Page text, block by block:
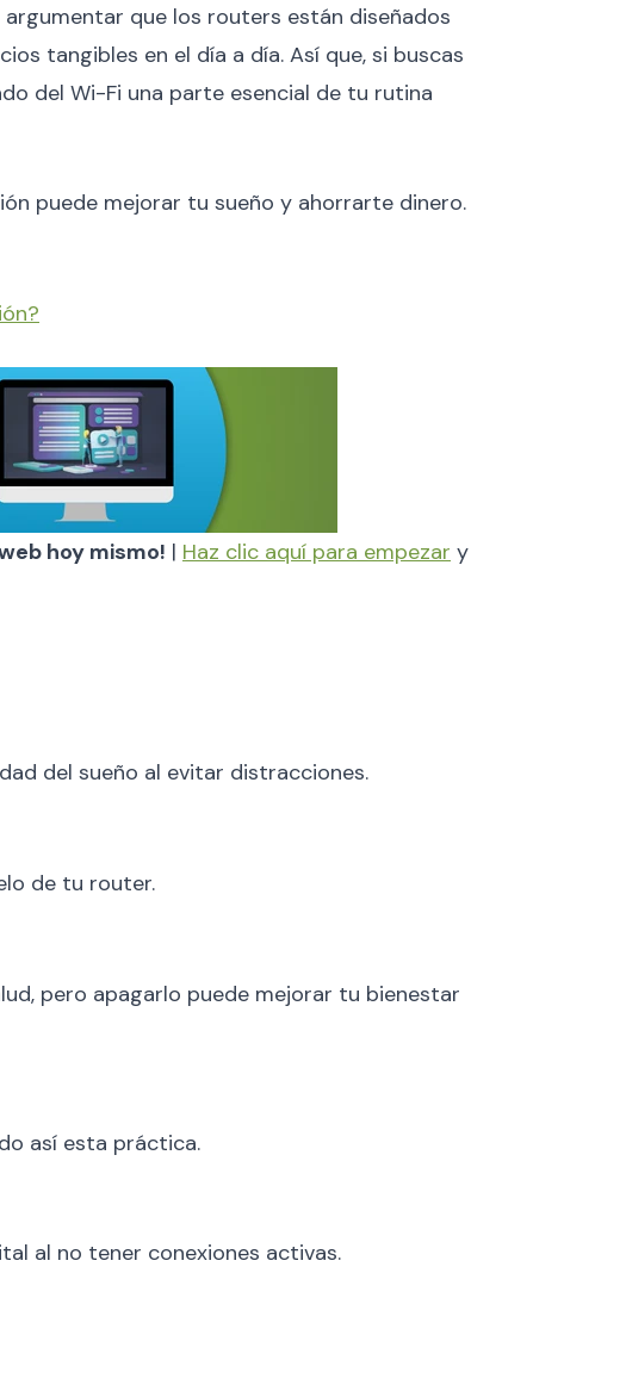
que los routers están diseñados
tangibles en el día a día. Así que, si buscas
del Wi-Fi una parte esencial de tu rutina
puede mejorar tu sueño y ahorrarte dinero.
hoy mismo! | Haz clic aquí para empezar y
del sueño al evitar distracciones.
de tu router.
pero apagarlo puede mejorar tu bienestar
así esta práctica.
al no tener conexiones activas.